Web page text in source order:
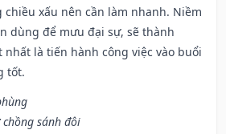
xấu nên cần làm nhanh. Niềm
dùng để mưu đại sự, sẽ thành
nhất là tiến hành công việc vào buổi
tốt.
sánh đôi